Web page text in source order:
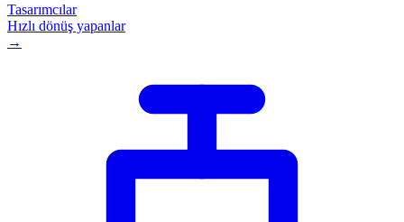
Tasarımcılar
Hızlı dönüş yapanlar
→